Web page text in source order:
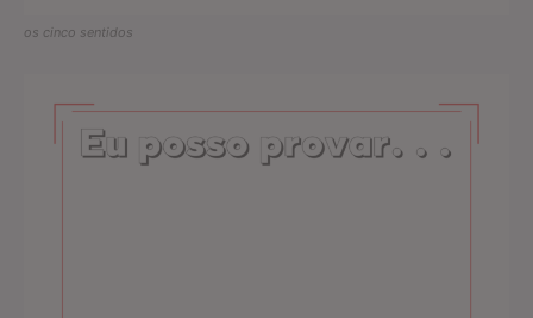
os cinco sentidos